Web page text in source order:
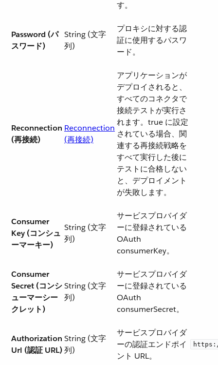
す。
Password (パ
スワード)
String (文字
列)
プロキシに対する認
証に使用するパスワ
ード。
Reconnection
(再接続)
Reconnection
(再接続)
アプリケーションが
デプロイされると、
すべてのコネクタで
接続テストが実行さ
れます。true に設定
されている場合、関
連する再接続戦略を
すべて実行した後に
テストに合格しない
と、デプロイメント
が失敗します。
Consumer
Key (コンシュ
ーマーキー)
String (文字
列)
サービスプロバイダ
ーに登録されている
OAuth
consumerKey。
Consumer
Secret (コンシ
ューマーシー
クレット)
String (文字
列)
サービスプロバイダ
ーに登録されている
OAuth
consumerSecret。
Authorization
Url (認証 URL)
String (文字
列)
サービスプロバイダ
ーの認証エンドポイ
ント URL。